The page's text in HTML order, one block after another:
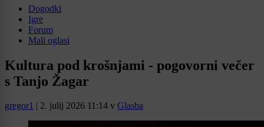
Dogodki
Igre
Forum
Mali oglasi
Kultura pod krošnjami - pogovorni večer
s Tanjo Žagar
gregor1 | 2. julij 2026 11:14 v Glasba